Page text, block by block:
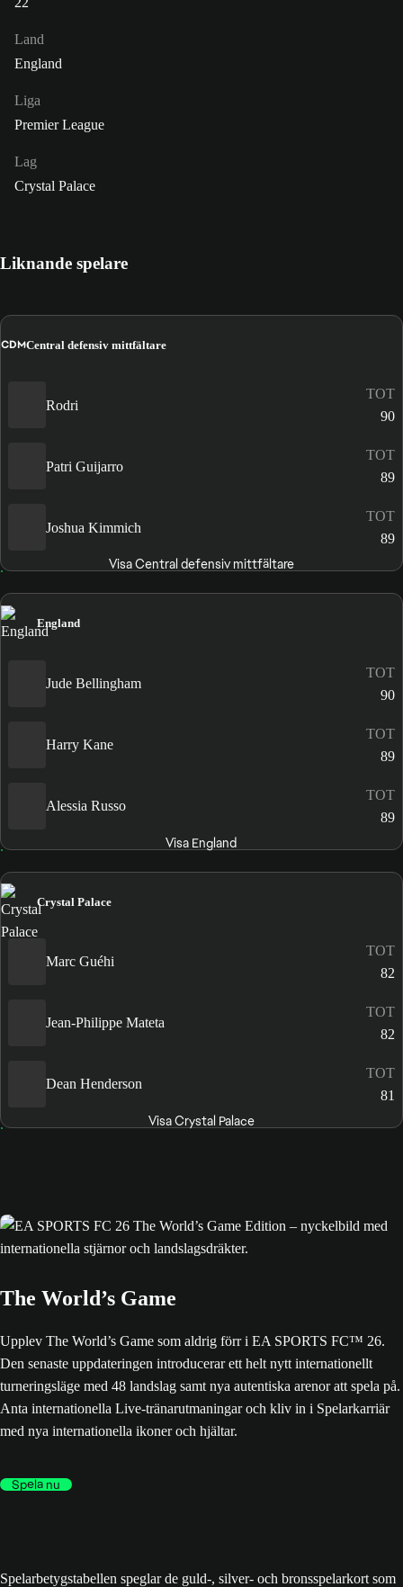
Land
England
Liga
Premier League
Lag
Crystal Palace
Liknande spelare
CDMCentral defensiv mittfältare
Rodri
TOT
90
Patri Guijarro
TOT
89
Joshua Kimmich
TOT
89
Visa Central defensiv mittfältare
England
Jude Bellingham
TOT
90
Harry Kane
TOT
89
Alessia Russo
TOT
89
Visa England
Crystal Palace
Marc Guéhi
TOT
82
Jean-Philippe Mateta
TOT
82
Dean Henderson
TOT
81
Visa Crystal Palace
The World’s Game
Upplev The World’s Game som aldrig förr i EA SPORTS FC™ 26.
Den senaste uppdateringen introducerar ett helt nytt internationellt
turneringsläge med 48 landslag samt nya autentiska arenor att spela på.
Anta internationella Live-tränarutmaningar och kliv in i Spelarkarriär
med nya internationella ikoner och hjältar.
Spela nu
Spelarbetygstabellen speglar de guld-, silver- och bronsspelarkort som